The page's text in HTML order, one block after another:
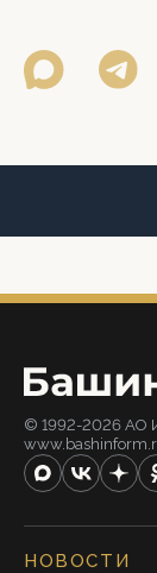
© 1992-2026 АО
НОВОСТИ